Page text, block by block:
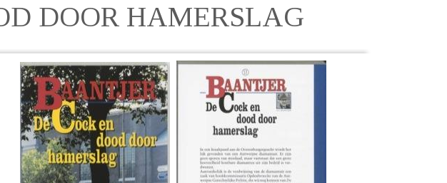
DOOR HAMERSLAG